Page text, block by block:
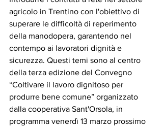
agricolo in Trentino con l'obiettivo di
superare le difficoltà di reperimento
della manodopera, garantendo nel
contempo ai lavoratori dignità e
sicurezza. Questi temi sono al centro
della terza edizione del Convegno
“Coltivare il lavoro dignitoso per
produrre bene comune” organizzato
dalla cooperativa Sant'Orsola, in
programma venerdì 13 marzo prossimo